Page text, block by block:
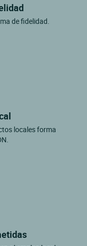
de fidelidad.
locales forma